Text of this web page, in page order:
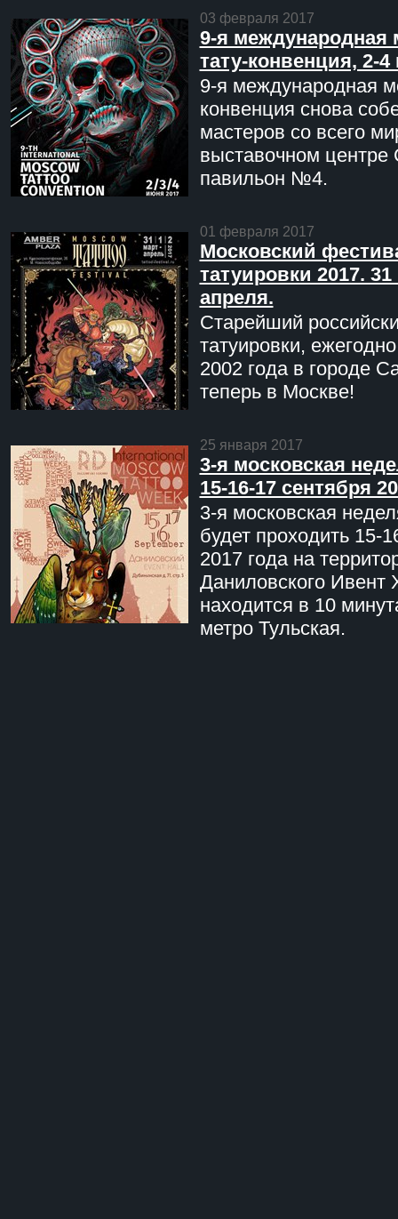
03 февраля 2017
9-я международная
тату-конвенция, 2-
9-я международная
конвенция снова
мастеров со всего
выставочном центре
павильон №4.
01 февраля 2017
Московский
татуировки 2017. 31
апреля.
Старейший
татуировки,
2002 года в городе
теперь в Москве!
25 января 2017
3-я московская
15-16-17 сентября
3-я московская
будет проходить 15-
2017 года на
Даниловского Ивент
находится в 10
метро Тульская.